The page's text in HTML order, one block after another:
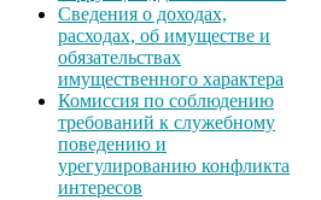
Сведения о доходах,
расходах, об имуществе и
обязательствах
имущественного характера
Комиссия по соблюдению
требований к служебному
поведению и
урегулированию конфликта
интересов